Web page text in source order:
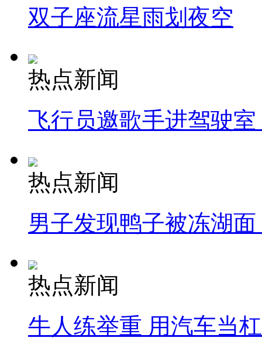
双子座流星雨划夜空
热点新闻
飞行员邀歌手进驾驶
热点新闻
男子发现鸭子被冻湖
热点新闻
牛人练举重 用汽车当